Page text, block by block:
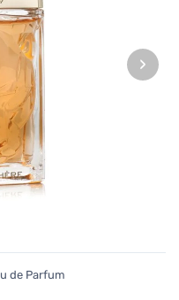
›
de Parfum